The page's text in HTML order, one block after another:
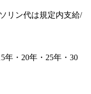
リン代は規定内支給/
年・20年・25年・30